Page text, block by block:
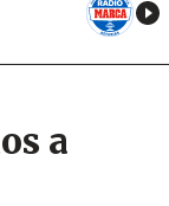
a